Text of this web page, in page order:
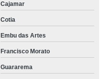
Cajamar
Cotia
Embu das Artes
Francisco Morato
Guararema